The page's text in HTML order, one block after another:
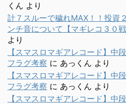
くん より
計７スルーで穢れMAX！！投資
ンチ音について【マギレコ３０
より
【スマスロマギアレコード】中
フラグ考察 に あっくん より
【スマスロマギアレコード】中
フラグ考察 に あっくん より
【スマスロマギアレコード】中